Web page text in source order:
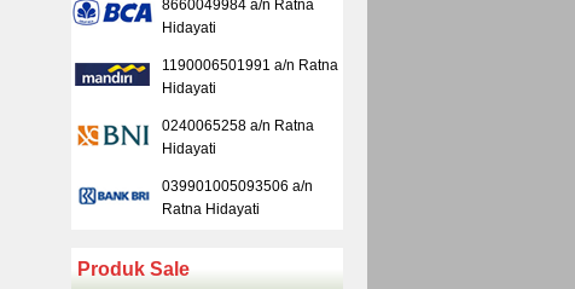
8660049984 a/n Ratna
Hidayati
1190006501991 a/n Ratna
Hidayati
0240065258 a/n Ratna
Hidayati
039901005093506 a/n
Ratna Hidayati
Produk Sale